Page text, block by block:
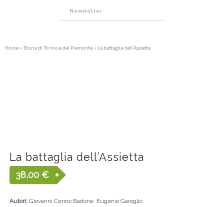
Newsletter
Home » Storia di Torino e del Piemonte » La battaglia dell’Assietta
La battaglia dell’Assietta
38,00 €
Autori:Giovanni Cerino Badone, Eugenio Garoglio